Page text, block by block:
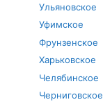
Ульяновское
Уфимское
Фрунзенское
Харьковское
Челябинское
Черниговское